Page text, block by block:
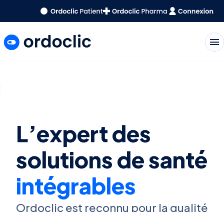
menu
L’expert des
solutions de santé
intégrables
Ordoclic est reconnu pour la qualité